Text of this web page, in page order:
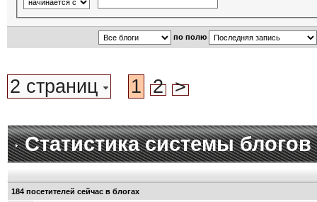
по полю
2 страниц 1 2 >
Статистика системы блогов
184 посетителей сейчас в блогах